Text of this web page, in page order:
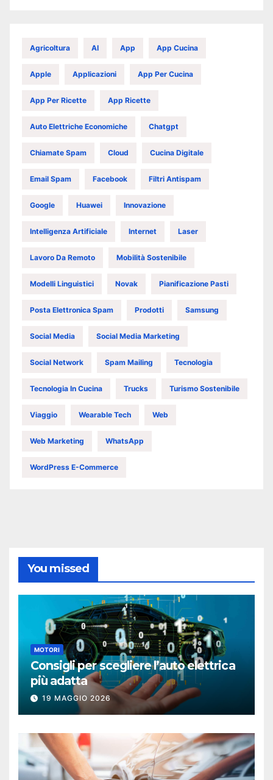
Agricoltura AI App App Cucina
Apple Applicazioni App Per Cucina
App Per Ricette App Ricette
Auto Elettriche Economiche Chatgpt
Chiamate Spam Cloud Cucina Digitale
Email Spam Facebook Filtri Antispam
Google Huawei Innovazione
Intelligenza Artificiale Internet Laser
Lavoro Da Remoto Mobilità Sostenibile
Modelli Linguistici Novak Pianificazione Pasti
Posta Elettronica Spam Prodotti Samsung
Social Media Social Media Marketing
Social Network Spam Mailing Tecnologia
Tecnologia In Cucina Trucks Turismo Sostenibile
Viaggio Wearable Tech Web
Web Marketing WhatsApp
WordPress E-Commerce
You missed
MOTORI
Consigli per scegliere l’auto elettrica
più adatta
19 MAGGIO 2026